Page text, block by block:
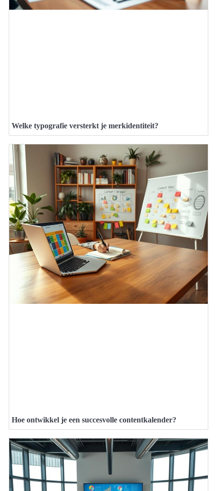
Welke typografie versterkt je merkidentiteit?
Hoe ontwikkel je een succesvolle contentkalender?